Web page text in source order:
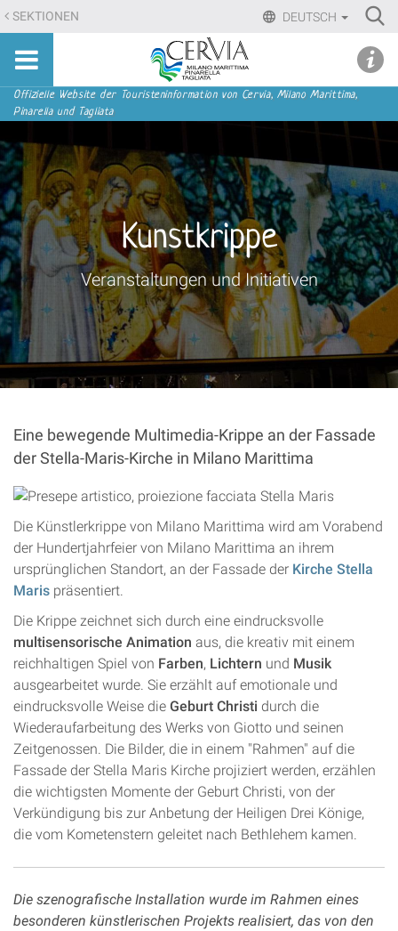
Direkt
zum
Inhalt
Direkt
zur
Navigation
DEUTSCH
SEKTIONEN
Sito
turistico
ufficiale
Milano
Marittima,
Pinarella,
Tagliata
Sektionen
Offizielle Website der Touristeninformation von Cervia, Milano Marittima,
Pinarella und Tagliata
Kunstkrippe
Veranstaltungen und Initiativen
Eine bewegende Multimedia-Krippe an der Fassade
der Stella-Maris-Kirche in Milano Marittima
Die Künstlerkrippe von Milano Marittima wird am Vorabend
der Hundertjahrfeier von Milano Marittima an ihrem
ursprünglichen Standort, an der Fassade der Kirche Stella
Maris präsentiert.
Die Krippe zeichnet sich durch eine eindrucksvolle
multisensorische Animation aus, die kreativ mit einem
reichhaltigen Spiel von Farben, Lichtern und Musik
ausgearbeitet wurde. Sie erzählt auf emotionale und
eindrucksvolle Weise die Geburt Christi durch die
Wiederaufarbeitung des Werks von Giotto und seinen
Zeitgenossen. Die Bilder, die in einem "Rahmen" auf die
Fassade der Stella Maris Kirche projiziert werden, erzählen
die wichtigsten Momente der Geburt Christi, von der
Verkündigung bis zur Anbetung der Heiligen Drei Könige,
die vom Kometenstern geleitet nach Bethlehem kamen.
Die szenografische Installation wurde im Rahmen eines
besonderen künstlerischen Projekts realisiert, das von den
menu